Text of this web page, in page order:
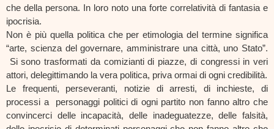
che della persona. In loro noto una forte correlatività di fantasia e
ipocrisia.
Non è più quella politica che per etimologia del termine significa
“arte, scienza del governare, amministrare una città, uno Stato”.
Si sono trasformati da comizianti di piazze, di congressi in veri
attori, delegittimando la vera politica, priva ormai di ogni credibilità.
Le frequenti, perseveranti, notizie di arresti, di inchieste, di
processi a  personaggi politici di ogni partito non fanno altro che
convincerci delle incapacità, delle inadeguatezze, delle falsità,